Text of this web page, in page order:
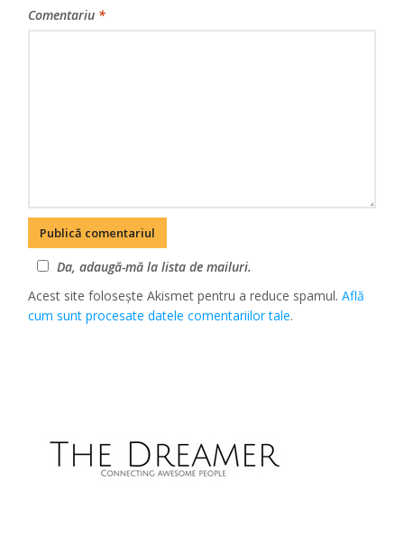
Comentariu *
Da, adaugă-mă la lista de mailuri.
Acest site folosește Akismet pentru a reduce spamul.Află
cum sunt procesate datele comentariilor tale.